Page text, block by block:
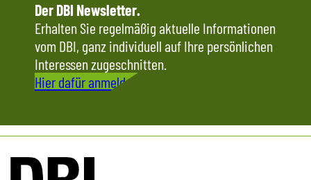
Der DBI Newsletter.
Erhalten Sie regelmäßig aktuelle Informationen
vom DBI, ganz individuell auf Ihre persönlichen
Interessen zugeschnitten.
Hier dafür anmelden